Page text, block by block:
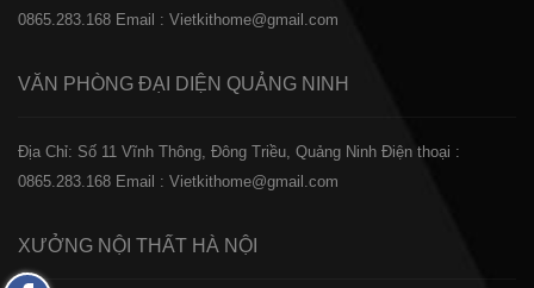
0865.283.168 Email : Vietkithome@gmail.com
VĂN PHÒNG ĐẠI DIỆN QUẢNG NINH
Địa Chỉ: Số 11 Vĩnh Thông, Đông Triều, Quảng Ninh Điện thoại :
0865.283.168 Email : Vietkithome@gmail.com
XƯỞNG NỘI THẤT HÀ NỘI